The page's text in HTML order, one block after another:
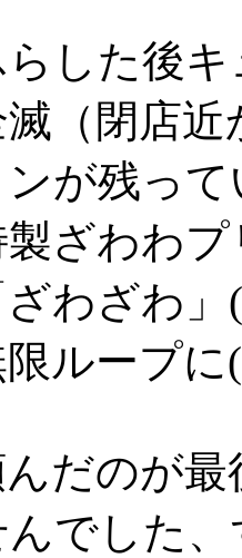
した後
（閉店
が残って
製ざわわ
わざわ
ループに
だのが
でした